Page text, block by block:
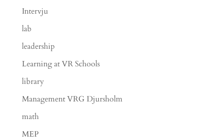
Intervju
lab
leadership
Learning at VR Schools
library
Management VRG Djursholm
math
MEP